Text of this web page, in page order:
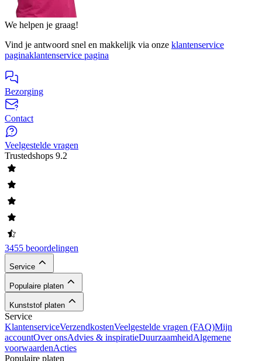
We helpen je graag!
Vind je antwoord snel en makkelijk via onze klantenservice
paginaklantenservice pagina
Bezorging
Contact
Veelgestelde vragen
Trustedshops 9.2
3455 beoordelingen
Service
Populaire platen
Kunststof platen
Service
KlantenserviceVerzendkostenVeelgestelde vragen (FAQ)Mijn
accountOver onsAdvies & inspiratieDuurzaamheidAlgemene
voorwaardenActies
Populaire platen